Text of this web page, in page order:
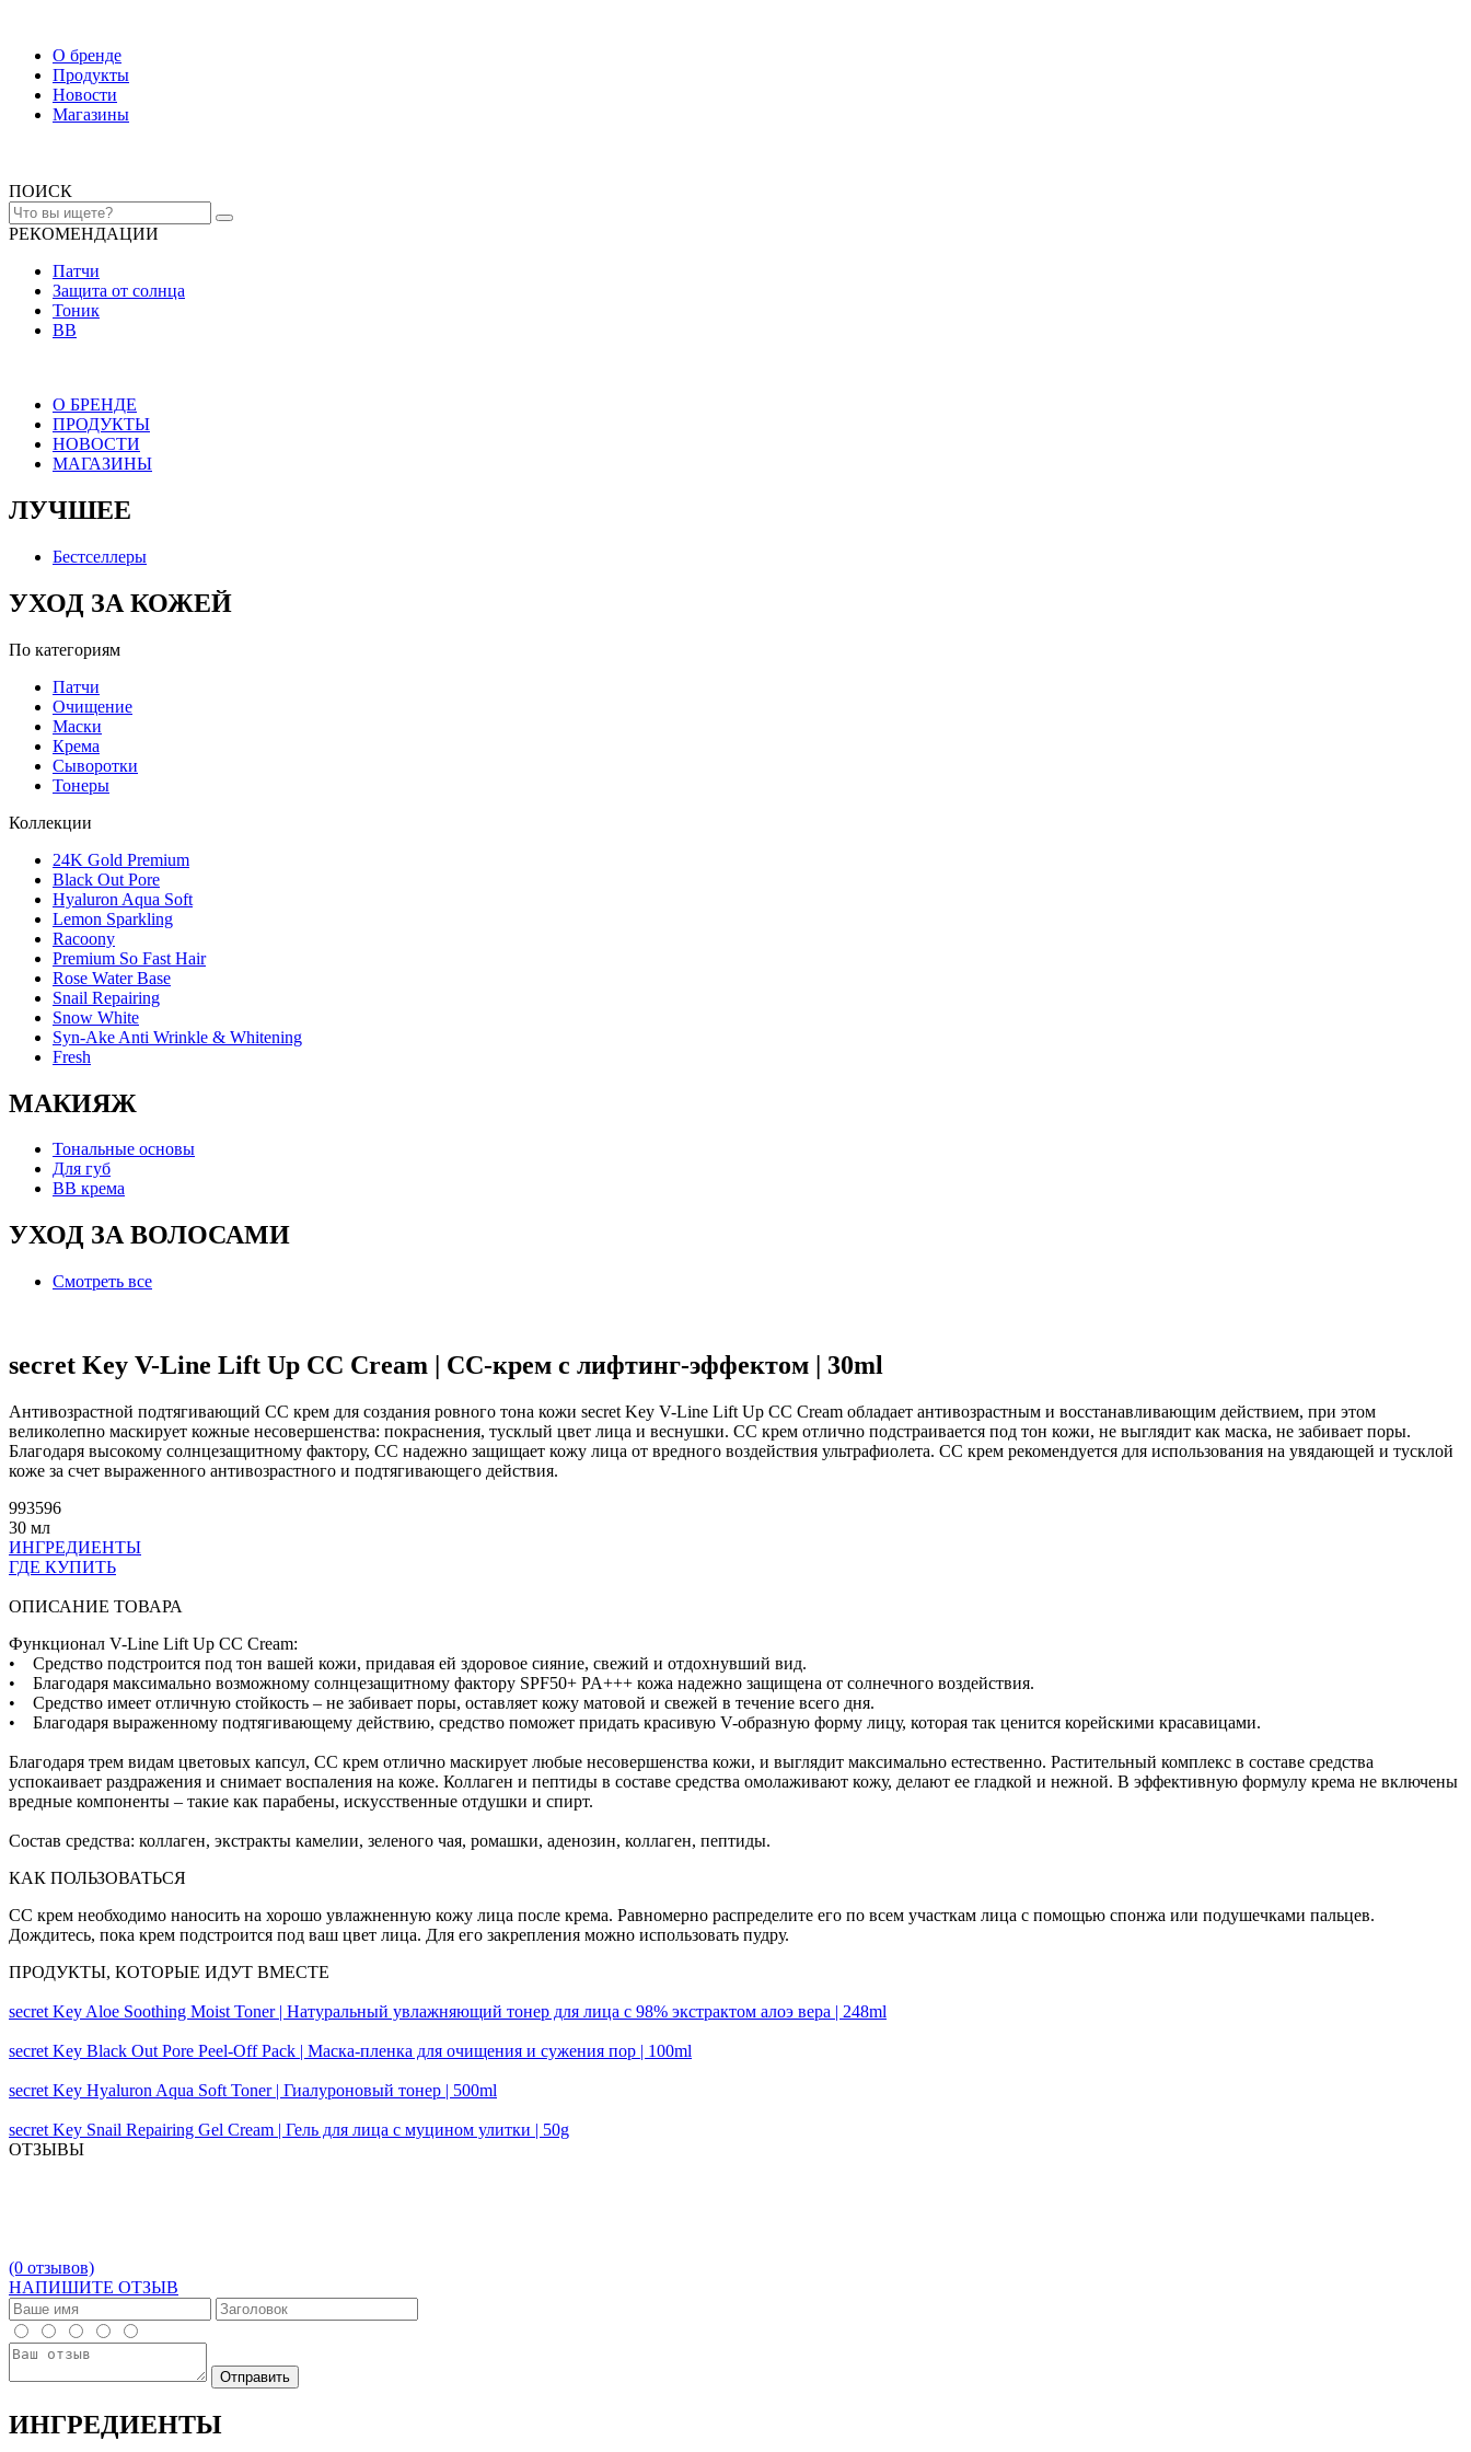
О бренде
Продукты
Новости
Магазины
ПОИСК
РЕКОМЕНДАЦИИ
Патчи
Защита от солнца
Тоник
ВВ
О БРЕНДЕ
ПРОДУКТЫ
НОВОСТИ
МАГАЗИНЫ
ЛУЧШЕЕ
Бестселлеры
УХОД ЗА КОЖЕЙ
По категориям
Патчи
Очищение
Маски
Крема
Сыворотки
Тонеры
Коллекции
24K Gold Premium
Black Out Pore
Hyaluron Aqua Soft
Lemon Sparkling
Racoony
Premium So Fast Hair
Rose Water Base
Snail Repairing
Snow White
Syn-Ake Anti Wrinkle & Whitening
Fresh
МАКИЯЖ
Тональные основы
Для губ
BB крема
УХОД ЗА ВОЛОСАМИ
Смотреть все
secret Key V-Line Lift Up CC Cream | СС-крем с лифтинг-эффектом | 30ml
Антивозрастной подтягивающий СС крем для создания ровного тона кожи secret Key V-Line Lift Up CC Cream обладает антивозрастным и восстанавливающим действием, при этом
великолепно маскирует кожные несовершенства: покраснения, тусклый цвет лица и веснушки. СС крем отлично подстраивается под тон кожи, не выглядит как маска, не забивает поры.
Благодаря высокому солнцезащитному фактору, СС надежно защищает кожу лица от вредного воздействия ультрафиолета. СС крем рекомендуется для использования на увядающей и тусклой
коже за счет выраженного антивозрастного и подтягивающего действия.
993596
30 мл
ИНГРЕДИЕНТЫ
ГДЕ КУПИТЬ
ОПИСАНИЕ ТОВАРА
Функционал V-Line Lift Up CC Cream:
• Средство подстроится под тон вашей кожи, придавая ей здоровое сияние, свежий и отдохнувший вид.
• Благодаря максимально возможному солнцезащитному фактору SPF50+ PA+++ кожа надежно защищена от солнечного воздействия.
• Средство имеет отличную стойкость – не забивает поры, оставляет кожу матовой и свежей в течение всего дня.
• Благодаря выраженному подтягивающему действию, средство поможет придать красивую V-образную форму лицу, которая так ценится корейскими красавицами.
Благодаря трем видам цветовых капсул, СС крем отлично маскирует любые несовершенства кожи, и выглядит максимально естественно. Растительный комплекс в составе средства
успокаивает раздражения и снимает воспаления на коже. Коллаген и пептиды в составе средства омолаживают кожу, делают ее гладкой и нежной. В эффективную формулу крема не включены
вредные компоненты – такие как парабены, искусственные отдушки и спирт.
Состав средства: коллаген, экстракты камелии, зеленого чая, ромашки, аденозин, коллаген, пептиды.
КАК ПОЛЬЗОВАТЬСЯ
СС крем необходимо наносить на хорошо увлажненную кожу лица после крема. Равномерно распределите его по всем участкам лица с помощью спонжа или подушечками пальцев.
Дождитесь, пока крем подстроится под ваш цвет лица. Для его закрепления можно использовать пудру.
ПРОДУКТЫ, КОТОРЫЕ ИДУТ ВМЕСТЕ
secret Key Aloe Soothing Moist Toner | Натуральный увлажняющий тонер для лица с 98% экстрактом алоэ вера | 248ml
secret Key Black Out Pore Peel-Off Pack | Маска-пленка для очищения и сужения пор | 100ml
secret Key Hyaluron Aqua Soft Toner | Гиалуроновый тонер | 500ml
secret Key Snail Repairing Gel Cream | Гель для лица с муцином улитки | 50g
ОТЗЫВЫ
(0 отзывов)
НАПИШИТЕ ОТЗЫВ
ИНГРЕДИЕНТЫ